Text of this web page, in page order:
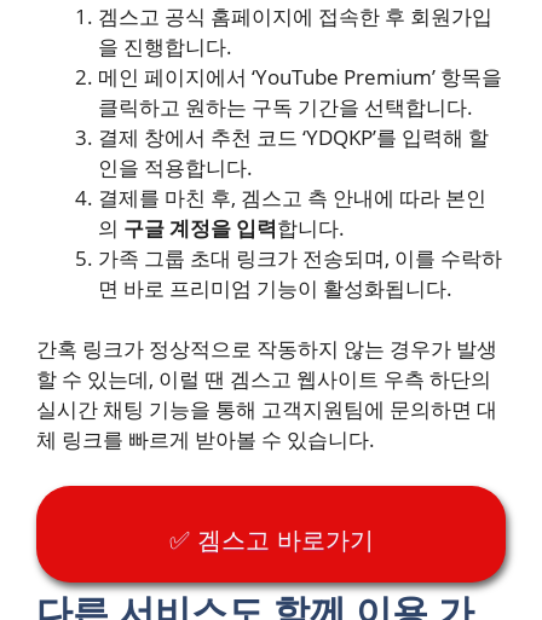
겜스고 공식 홈페이지에 접속한 후 회원가입
을 진행합니다.
메인 페이지에서 ‘YouTube Premium’ 항목을
클릭하고 원하는 구독 기간을 선택합니다.
결제 창에서 추천 코드 ‘YDQKP’를 입력해 할
인을 적용합니다.
결제를 마친 후, 겜스고 측 안내에 따라 본인
의 구글 계정을 입력합니다.
가족 그룹 초대 링크가 전송되며, 이를 수락하
면 바로 프리미엄 기능이 활성화됩니다.
간혹 링크가 정상적으로 작동하지 않는 경우가 발생
할 수 있는데, 이럴 땐 겜스고 웹사이트 우측 하단의
실시간 채팅 기능을 통해 고객지원팀에 문의하면 대
체 링크를 빠르게 받아볼 수 있습니다.
✅ 겜스고 바로가기